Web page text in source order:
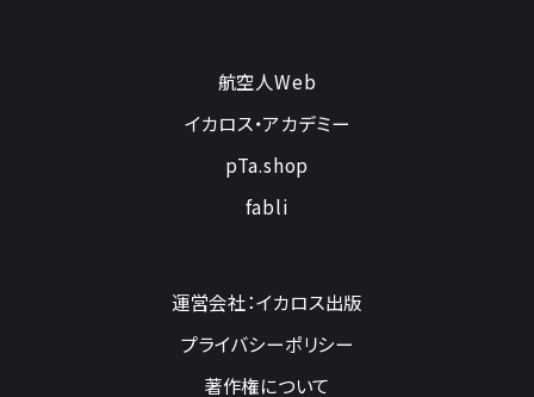
航空人Web
イカロス・アカデミー
pTa.shop
fabli
運営会社：イカロス出版
プライバシーポリシー
著作権について